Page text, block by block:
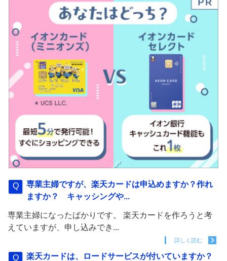
専業主婦ですが、楽天カードは申込めますか？作れ
ますか？ キャッシングや...
専業主婦になったばかりです。 楽天カードを作ろうと考
えていますが、申し込みでき...
詳しく読む
楽天カードは、ロードサービスが付いていますか？